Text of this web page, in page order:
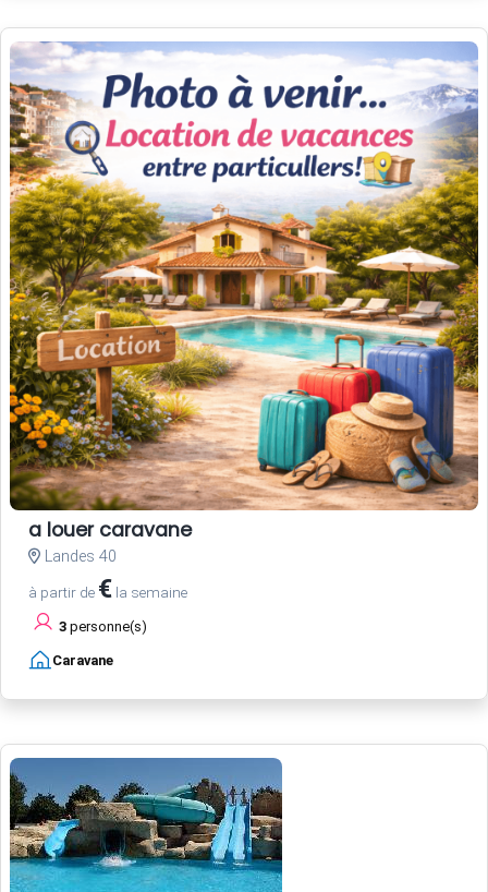
a louer caravane
Landes 40
à partir de € la semaine
3 personne(s)
Caravane